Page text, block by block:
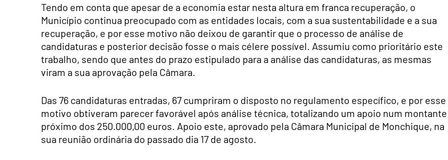
Tendo em conta que apesar de a economia estar nesta altura em franca recuperação, o
Município continua preocupado com as entidades locais, com a sua sustentabilidade e a sua
recuperação, e por esse motivo não deixou de garantir que o processo de análise de
candidaturas e posterior decisão fosse o mais célere possível. Assumiu como prioritário este
trabalho, sendo que antes do prazo estipulado para a análise das candidaturas, as mesmas
viram a sua aprovação pela Câmara.
Das 76 candidaturas entradas, 67 cumpriram o disposto no regulamento específico, e por esse
motivo obtiveram parecer favorável após análise técnica, totalizando um apoio num montante
próximo dos 250.000,00 euros. Apoio este, aprovado pela Câmara Municipal de Monchique, na
sua reunião ordinária do passado dia 17 de agosto.